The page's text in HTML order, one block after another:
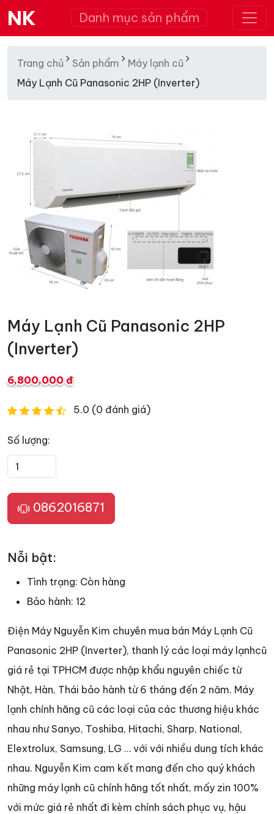
NK Danh mục sản phẩm
Trang chủ Sản phẩm
Máy lạnh cũ
Máy Lạnh Cũ Panasonic 2HP (Inverter)
Máy Lạnh Cũ Panasonic 2HP
(Inverter)
6,800,000 đ
5.0 (0 đánh giá)
Số lượng:
0862016871
Nỗi bật:
Tình trạng: Còn hàng
Bảo hành: 12
Điện Máy Nguyễn Kim chuyên mua bán Máy Lạnh Cũ
Panasonic 2HP (Inverter), thanh lý các loại máy lạnhcũ
giá rẻ tại TPHCM được nhập khẩu nguyên chiếc từ
Nhật, Hàn, Thái bảo hành từ 6 tháng đến 2 năm. Máy
lạnh chính hãng cũ các loại của các thương hiệu khác
nhau như Sanyo, Toshiba, Hitachi, Sharp, National,
Elextrolux, Samsung, LG … với với nhiều dung tích khác
nhau. Nguyễn Kim cam kết mang đến cho quý khách
những máy lạnh cũ chính hãng tốt nhất, mấy zin 100%
với mức giá rẻ nhất đi kèm chính sách phục vụ, hậu